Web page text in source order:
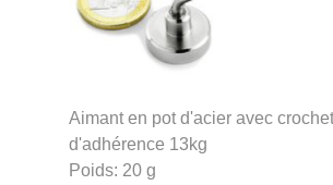
Aimant en pot d'acier avec
d'adhérence 13kg
Poids: 20 g